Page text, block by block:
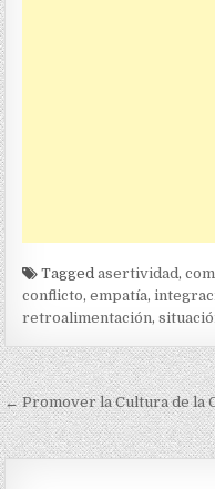
Taggedasertividad,
conflicto,empatía,
retroalimentación,
Navegación
de
entradas
← Promover la Cultura de la